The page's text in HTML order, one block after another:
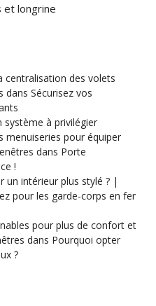
et longrine
centralisation des volets
dans Sécurisez vos
système à privilégier
menuiseries pour équiper
dans Porte
!
un intérieur plus stylé ? |
pour les garde-corps en fer
pour plus de confort et
dans Pourquoi opter
?